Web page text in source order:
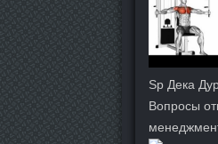
Sp Дека
Вопросы